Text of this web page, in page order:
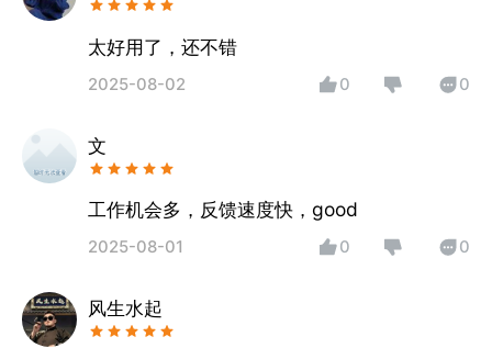
太好用了，还不错
2025-08-02 0 0
文
工作机会多，反馈速度快，good
2025-08-01 0 0
风生水起